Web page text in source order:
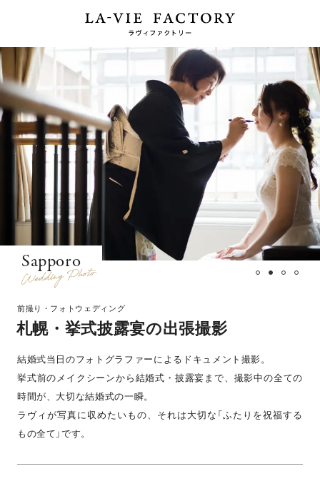
Sapporo
前撮り・フォトウェディング
札幌・挙式披露宴の出張撮影
結婚式当日のフォトグラファーによるドキュメント撮影。
挙式前のメイクシーンから結婚式・披露宴まで、撮影中の全ての
時間が、大切な結婚式の一瞬。
ラヴィが写真に収めたいもの、それは大切な「ふたりを祝福する
もの全て」です。